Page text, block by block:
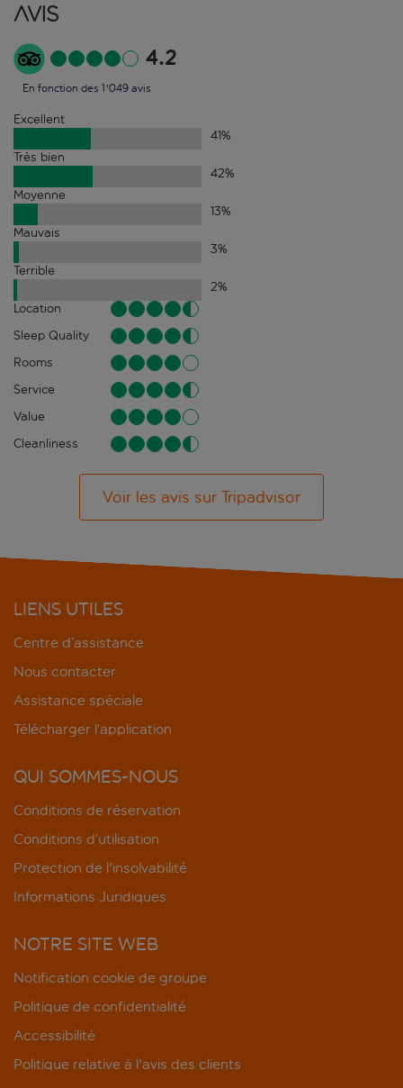
Avis
4.2
En fonction des 1'049 avis
Excellent
41%
Très bien
42%
Moyenne
13%
Mauvais
3%
Terrible
2%
Location
Sleep Quality
Rooms
Service
Value
Cleanliness
Voir les avis sur Tripadvisor
LIENS UTILES
Centre d’assistance
Nous contacter
Assistance spéciale
Télécharger l’application
QUI SOMMES-NOUS
Conditions de réservation
Conditions d’utilisation
Protection de l'insolvabilité
Informations Juridiques
NOTRE SITE WEB
Notification cookie de groupe
Politique de confidentialité
Accessibilité
Politique relative à l'avis des clients